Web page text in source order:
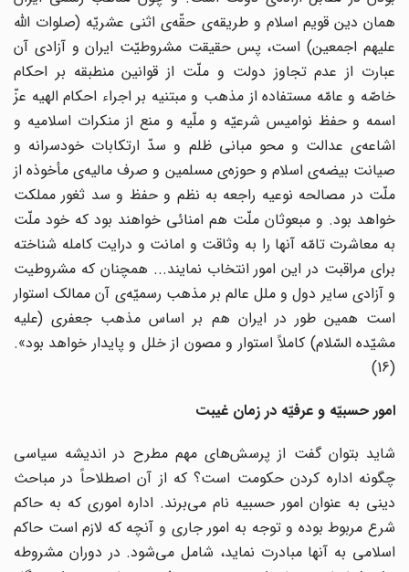
همان دین قویم اسلام و طریقه‌ی حقّه‌ی اثنی عشریّه (صلوات الله
علیهم اجمعین) است، پس حقیقت مشروطیّت ایران و آزادی آن
عبارت از عدم تجاوز دولت و ملّت از قوانین منطبقه بر احکام
خاصّه و عامّه مستفاده از مذهب و مبتنیه بر اجراء احکام الهیه عزّ
اسمه و حفظ نوامیس شرعیّه و ملّیه و منع از منکرات اسلامیه و
اشاعه‌ی عدالت و محو مبانی ظلم و سدّ ارتکابات خودسرانه و
صیانت بیضه‌ی اسلام و حوزه‌ی مسلمین و صرف مالیه‌ی مأخوذه از
ملّت در مصالحه نوعیه راجعه به نظم و حفظ و سد ثغور مملکت
خواهد بود. و مبعوثان ملّت هم امنائی خواهند بود که خود ملّت
به معاشرت تامّه آنها را به وثاقت و امانت و درایت کامله شناخته
برای مراقبت در این امور انتخاب نمایند... همچنان که مشروطیت
و آزادی سایر دول و ملل عالم بر مذهب رسمیّه‌ی آن ممالک استوار
است همین طور در ایران هم بر اساس مذهب جعفری (علیه
مشیّده السّلام) کاملاً استوار و مصون از خلل و پایدار خواهد بود».
امور حسبیّه و عرفیّه در زمان غیبت
شاید بتوان گفت از پرسش‌های مهم مطرح در اندیشه سیاسی
چگونه اداره کردن حکومت است؟ که از آن اصطلاحاً در مباحث
دینی به عنوان امور حسبیه نام می‌برند. اداره اموری که به حاکم
شرع مربوط بوده و توجه به امور جاری و آنچه که لازم است حاکم
اسلامی به آنها مبادرت نماید، شامل می‌شود. در دوران مشروطه